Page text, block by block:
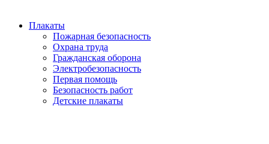
Плакаты
Пожарная безопасность
Охрана труда
Гражданская оборона
Электробезопасность
Первая помощь
Безопасность работ
Детские плакаты